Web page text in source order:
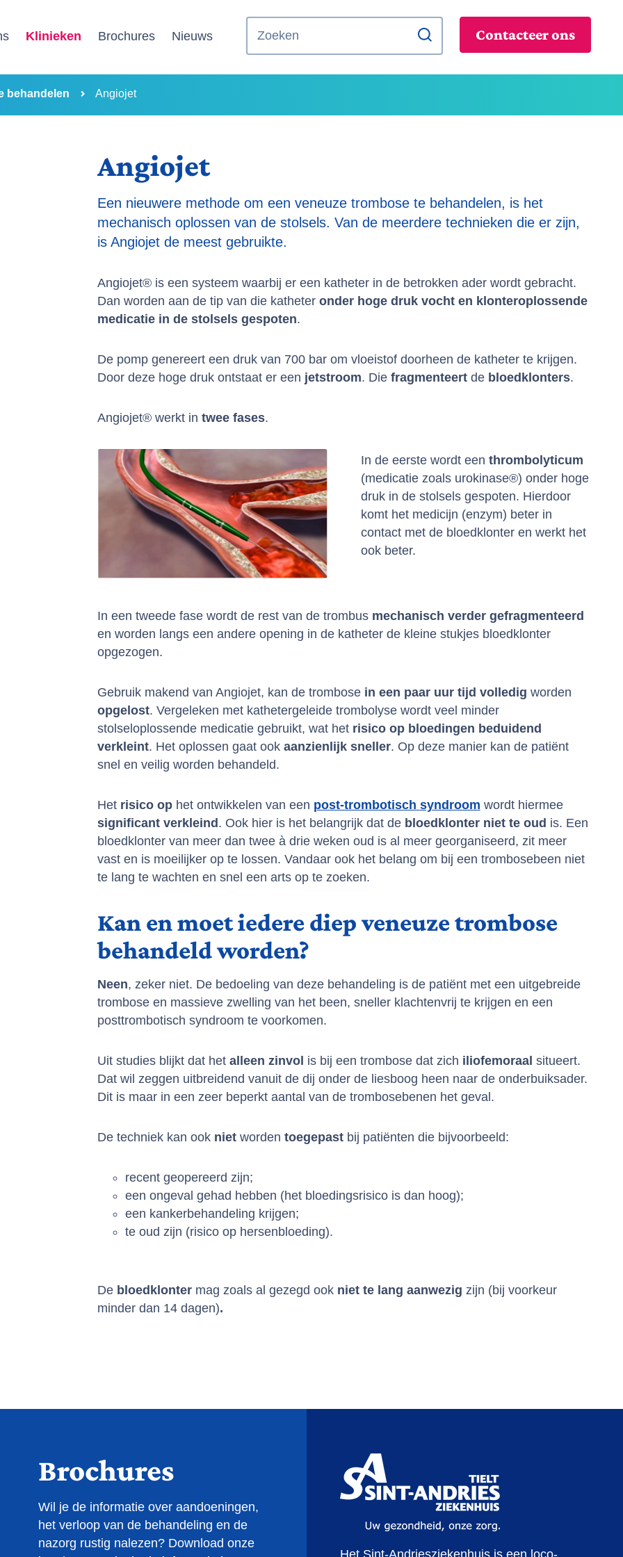
Klinieken Brochures Nieuws Contacteer ons
behandelen Angiojet
Angiojet
Een nieuwere methode om een veneuze trombose te behandelen, is het
mechanisch oplossen van de stolsels. Van de meerdere technieken die er zijn,
is Angiojet de meest gebruikte.
Angiojet® is een systeem waarbij er een katheter in de betrokken ader wordt gebracht.
Dan worden aan de tip van die katheter onder hoge druk vocht en klonteroplossende
medicatie in de stolsels gespoten.
De pomp genereert een druk van 700 bar om vloeistof doorheen de katheter te krijgen.
Door deze hoge druk ontstaat er een jetstroom. Die fragmenteertde bloedklonters.
Angiojet® werkt in twee fases.
In de eerste wordt een thrombolyticum
(medicatie zoals urokinase®) onder hoge
druk in de stolsels gespoten. Hierdoor
komt het medicijn (enzym) beter in
contact met de bloedklonter en werkt het
ook beter.
In een tweede fase wordt de rest van de trombus mechanisch verder gefragmenteerd
en worden langs een andere opening in de katheter de kleine stukjes bloedklonter
opgezogen.
Gebruik makend van Angiojet, kan de trombosein een paar uur tijd volledig worden
opgelost. Vergeleken met kathetergeleide trombolyse wordt veel minder
stolseloplossende medicatie gebruikt, wat het risico op bloedingen beduidend
verkleint. Het oplossen gaat ook aanzienlijk sneller. Op deze manier kan de patiënt
snel en veilig worden behandeld.
Het risico ophet ontwikkelen van een post-trombotisch syndroom wordt hiermee
significant verkleind. Ook hier is het belangrijk dat de bloedklonter niet te oud is. Een
bloedklonter van meer dan twee à drie weken oud is al meer georganiseerd, zit meer
vast en is moeilijker op te lossen. Vandaar ook het belang om bij een trombosebeen niet
te lang te wachten en snel een arts op te zoeken.
Kan en moet iedere diep veneuze trombose
behandeld worden?
Neen, zeker niet. De bedoeling van deze behandeling is de patiënt met een uitgebreide
trombose en massieve zwelling van het been, sneller klachtenvrij te krijgen en een
posttrombotisch syndroom te voorkomen.
Uit studies blijkt dat het alleen zinvol is bij een trombose dat zich iliofemoraal situeert.
Dat wil zeggen uitbreidend vanuit de dij onder de liesboog heen naar de onderbuiksader.
Dit is maar in een zeer beperkt aantal van de trombosebenen het geval.
De techniek kan ook nietworden toegepastbij patiënten die bijvoorbeeld:
recent geopereerd zijn;
een ongeval gehad hebben (het bloedingsrisico is dan hoog);
een kankerbehandeling krijgen;
te oud zijn (risico op hersenbloeding).
De bloedklontermag zoals al gezegd ook niet te lang aanwezig zijn (bij voorkeur
minder dan 14 dagen).
Brochures
Wil je de informatie over aandoeningen,
het verloop van de behandeling en de
nazorg rustig nalezen? Download onze
Het Sint-Andriesziekenhuis is een loco-